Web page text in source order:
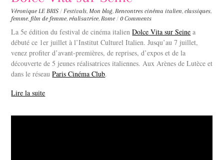
Véronique LE BRIS / Festivals,Mon blog,Rencontres cinéma italien,classiques,
femme, film de femme,réalisatrice,Rome / 0 Comments
La 5e édition du festival de cinéma italienDolce Vita sur Seine a
débuté ce 1er juillet à l’Institut Culturel Italien. Jusqu’au 7 juillet,
venez profiter d’avant-premières, de reprises, d’expos et de la
découverte de 5 jeunes réalisatrices italiennes. Aux Arènes de Lutèce et
dans le réseauParis Cinéma Club.
Lire la suite